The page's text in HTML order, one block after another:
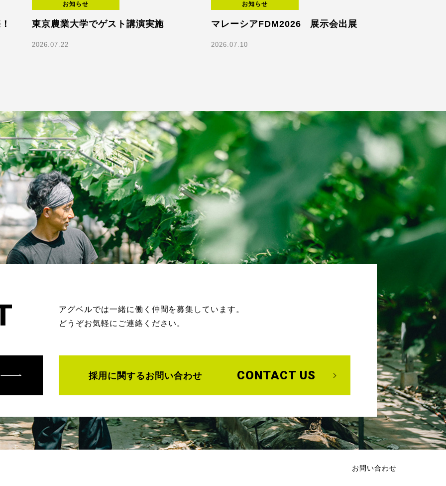
お知らせ
東京農業大学でゲスト講演実施
2026.07.22
お知らせ
マレーシアFDM2026 展示会出展
2026.07.10
アグベルでは一緒に働く仲間を募集しています。
どうぞお気軽にご連絡ください。
採用に関するお問い合わせ CONTACT US
お問い合わせ